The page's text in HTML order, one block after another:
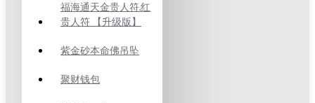
福海通天金贵人符.红
贵人符 【升级版】
紫金砂本命佛吊坠
聚财钱包